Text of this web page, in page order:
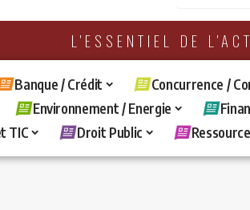
L'ESSENTIEL DE
Banque / Crédit Concurrence /
Environnement / Energie
TIC
Droit Public